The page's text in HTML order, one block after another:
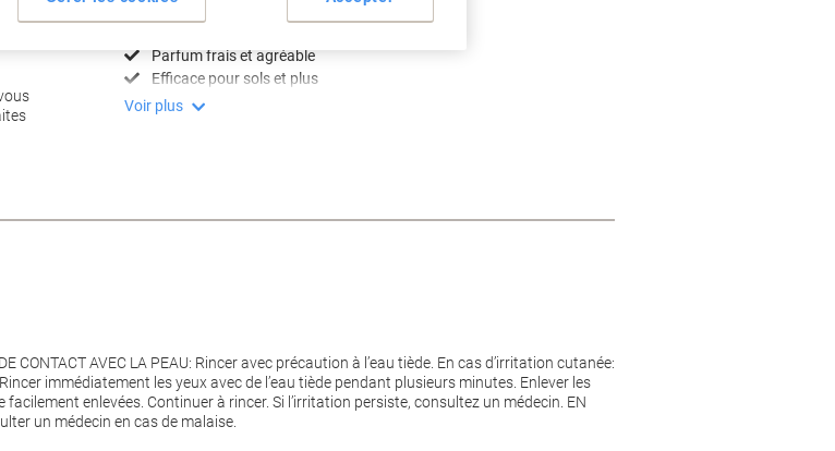
Parfum frais et agréable
Efficace pour sols et plus
Voir plus
CONTACT AVEC LA PEAU: Rincer avec précaution à l’eau tiède. En cas d’irritation cutanée:
immédiatement les yeux avec de l’eau tiède pendant plusieurs minutes. Enlever les
enlevées. Continuer à rincer. Si l’irritation persiste, consultez un médecin. EN
un médecin en cas de malaise.